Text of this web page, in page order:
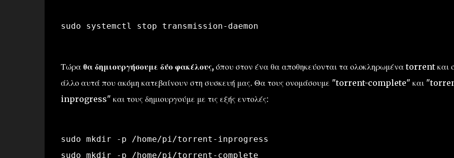
sudo systemctl stop transmission-daemon
Τώρα θα δημιουργήσουμε δύο φακέλους,όπου στον ένα θα αποθηκεύονται τα ολοκληρωμένα torrent και
άλλο αυτά που ακόμη κατεβαίνουν στη συσκευή μας. Θα τους ονομάσουμε "torrent-complete" και
inprogress" και τους δημιουργούμε με τις εξής εντολές:
sudo mkdir -p /home/pi/torrent-inprogress